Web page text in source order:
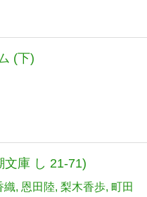
(下)
文庫 し 21-71)
織 恩田陸 梨木香歩 町田